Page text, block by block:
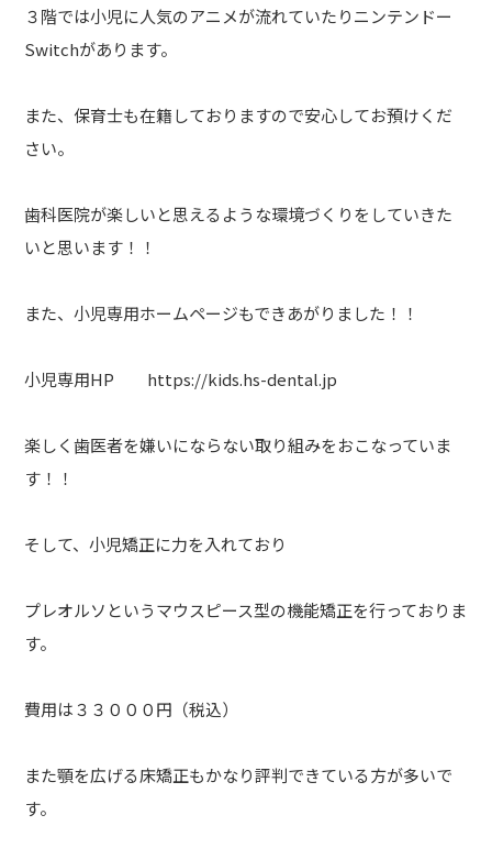
３階では小児に人気のアニメが流れていたりニンテンドー
Switchがあります。
また、保育士も在籍しておりますので安心してお預けくだ
さい。
歯科医院が楽しいと思えるような環境づくりをしていきた
いと思います！！
また、小児専用ホームページもできあがりました！！
小児専用HP https://kids.hs-dental.jp
楽しく歯医者を嫌いにならない取り組みをおこなっていま
す！！
そして、小児矯正に力を入れており
プレオルソというマウスピース型の機能矯正を行っておりま
す。
費用は３３０００円（税込）
また顎を広げる床矯正もかなり評判できている方が多いで
す。